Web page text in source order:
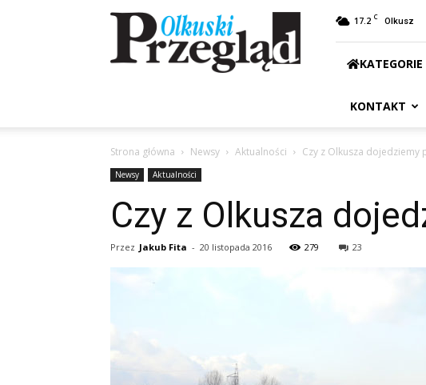
Przegląd
Olkuski
17.2 C Olkusz
KATEGORIE
KONTAKT
Strona główna Newsy Aktualności Czy z Olkusza dojedziemy
Newsy Aktualności
Czy z Olkusza
Przez Jakub Fita - 20 listopada 2016 279 23